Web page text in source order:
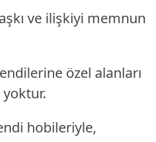
ve ilişkiyi memnun
özel alanları
hobileriyle,